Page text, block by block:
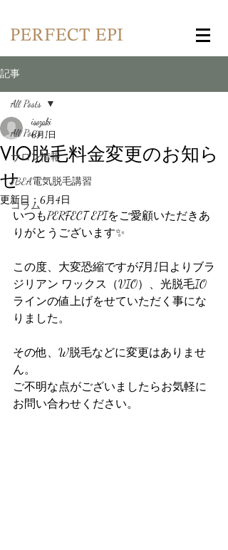
記事
All Posts
サロン情報
JBEA電気脱毛講習
コラム
All Posts
VIO脱毛料金変更のお知ら
せ
isozaki
6月1日
更新日： 6月4日
いつもPERFECT EPIをご愛顧いただきあ
りがとうございます✨
この度、大変恐縮ですが7月1日よりブラ
ジリアン ワックス（VIO）、光脱毛IO
ラインの値上げをせていただく事にな
りました。
その他、W脱毛などに変更はありませ
ん。
ご不明な点がございましたらお気軽に
お問い合わせください。